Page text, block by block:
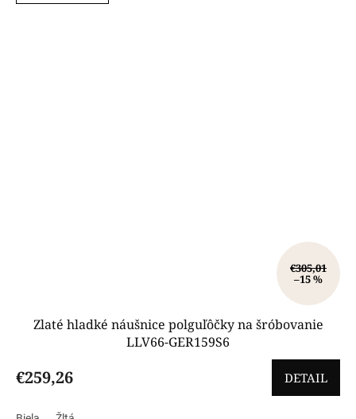
€305,01
–15 %
Zlaté hladké náušnice polguľôčky na šróbovanie
LLV66-GER159S6
€259,26 DETAIL